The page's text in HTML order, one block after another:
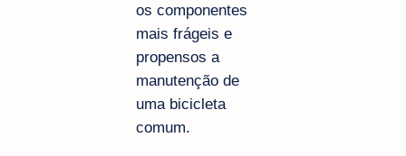
os componentes
mais frágeis e
propensos a
manutenção de
uma bicicleta
comum.